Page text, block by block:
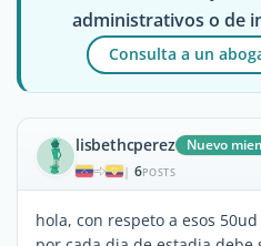
administrativos o de
Consulta a un
lisbethcperez Nuevo
| 6POSTS
hola, con respeto a esos